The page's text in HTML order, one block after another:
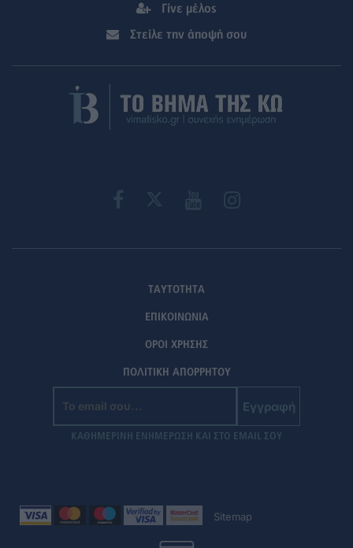
Γίνε μέλος
Στείλε την άποψή σου
ΤΑΥΤΟΤΗΤΑ
ΕΠΙΚΟΙΝΩΝΙΑ
ΟΡΟΙ ΧΡΗΣΗΣ
ΠΟΛΙΤΙΚΗ ΑΠΟΡΡΗΤΟΥ
Εγγραφή
ΚΑΘΗΜΕΡΙΝΗ ΕΝΗΜΕΡΩΣΗ ΚΑΙ ΣΤΟ EMAIL ΣΟΥ
Sitemap